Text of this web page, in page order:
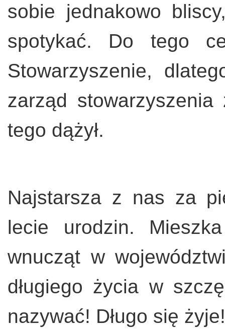
sobie jednakowo
spotykać. Do tego
Stowarzyszenie,
zarząd
tego dążył.
Najstarsza z nas za
lecie urodzin.
wnucząt w
długiego życia w
nazywać! Długo się żyje!